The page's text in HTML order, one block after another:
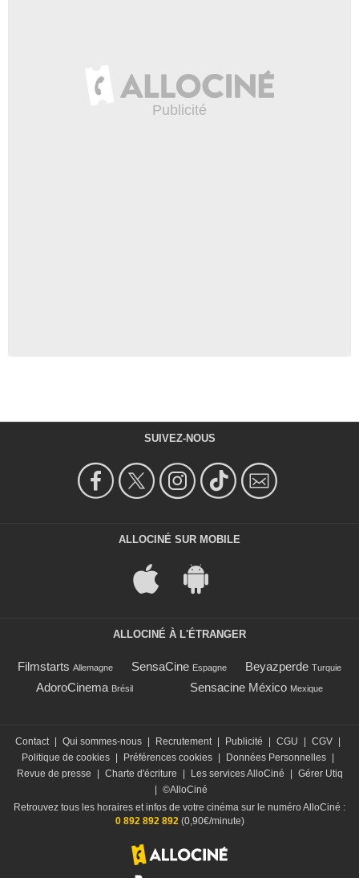
SUIVEZ-NOUS
ALLOCINÉ SUR MOBILE
ALLOCINÉ À L'ÉTRANGER
Filmstarts Allemagne SensaCine Espagne Beyazperde Turquie
AdoroCinema Brésil Sensacine México Mexique
Contact Qui sommes-nous Recrutement Publicité CGU CGV
Politique de cookies
Préférences cookies Données Personnelles
Revue de presse
Charte d'écriture Les services AlloCiné
Gérer Utiq
©AlloCiné
Retrouvez tous les horaires et infos de votre cinéma sur le numéro AlloCiné :
0 892 892 892(0,90€/minute)